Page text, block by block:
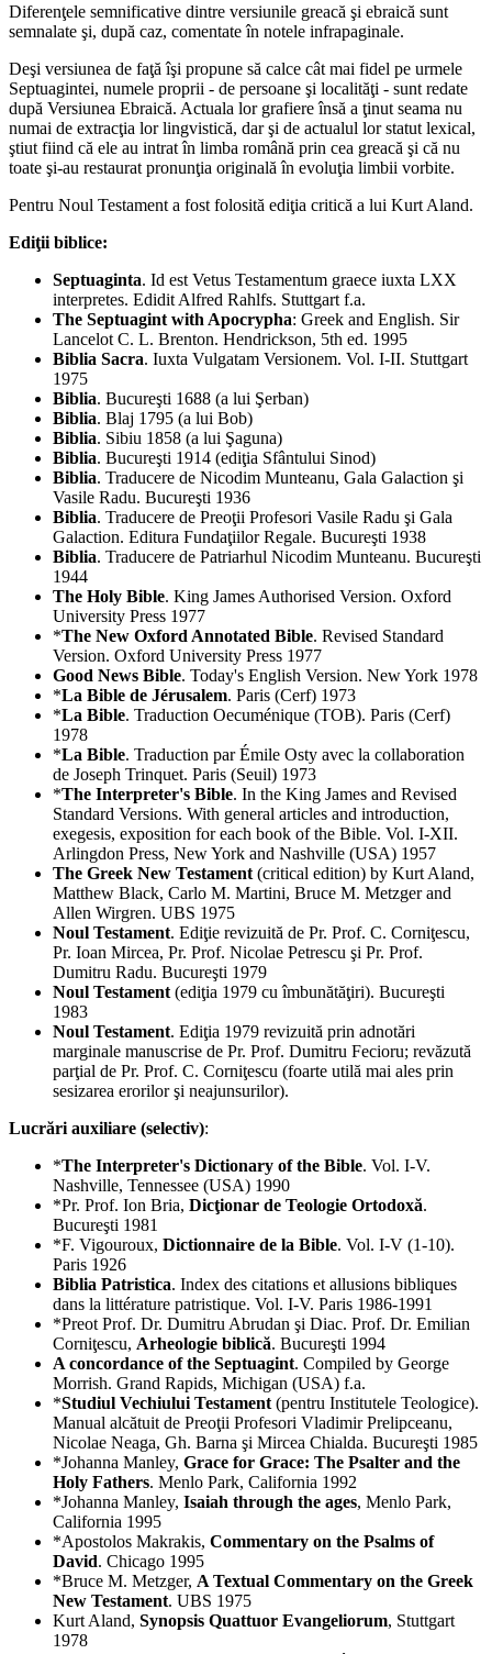
Diferenţele semnificative dintre versiunile greacă şi ebraică sunt
semnalate şi, după caz, comentate în notele infrapaginale.
Deşi versiunea de faţă îşi propune să calce cât mai fidel pe urmele
Septuagintei, numele proprii - de persoane şi localităţi - sunt redate
după Versiunea Ebraică. Actuala lor grafiere însă a ţinut seama nu
numai de extracţia lor lingvistică, dar şi de actualul lor statut lexical,
ştiut fiind că ele au intrat în limba română prin cea greacă şi că nu
toate şi-au restaurat pronunţia originală în evoluţia limbii vorbite.
Pentru Noul Testament a fost folosită ediţia critică a lui Kurt Aland.
Ediţii biblice:
Septuaginta. Id est Vetus Testamentum graece iuxta LXX
interpretes. Edidit Alfred Rahlfs. Stuttgart f.a.
The Septuagint with Apocrypha: Greek and English. Sir
Lancelot C. L. Brenton. Hendrickson, 5th ed. 1995
Biblia Sacra. Iuxta Vulgatam Versionem. Vol. I-II. Stuttgart
1975
Biblia. Bucureşti 1688 (a lui Şerban)
Biblia. Blaj 1795 (a lui Bob)
Biblia. Sibiu 1858 (a lui Şaguna)
Biblia. Bucureşti 1914 (ediţia Sfântului Sinod)
Biblia. Traducere de Nicodim Munteanu, Gala Galaction şi
Vasile Radu. Bucureşti 1936
Biblia. Traducere de Preoţii Profesori Vasile Radu şi Gala
Galaction. Editura Fundaţiilor Regale. Bucureşti 1938
Biblia. Traducere de Patriarhul Nicodim Munteanu. Bucureşti
1944
The Holy Bible. King James Authorised Version. Oxford
University Press 1977
*The New Oxford Annotated Bible. Revised Standard
Version. Oxford University Press 1977
Good News Bible. Today's English Version. New York 1978
*La Bible de Jérusalem. Paris (Cerf) 1973
*La Bible. Traduction Oecuménique (TOB). Paris (Cerf)
1978
*La Bible. Traduction par Émile Osty avec la collaboration
de Joseph Trinquet. Paris (Seuil) 1973
*The Interpreter's Bible. In the King James and Revised
Standard Versions. With general articles and introduction,
exegesis, exposition for each book of the Bible. Vol. I-XII.
Arlingdon Press, New York and Nashville (USA) 1957
The Greek New Testament (critical edition) by Kurt Aland,
Matthew Black, Carlo M. Martini, Bruce M. Metzger and
Allen Wirgren. UBS 1975
Noul Testament. Ediţie revizuită de Pr. Prof. C. Corniţescu,
Pr. Ioan Mircea, Pr. Prof. Nicolae Petrescu şi Pr. Prof.
Dumitru Radu. Bucureşti 1979
Noul Testament (ediţia 1979 cu îmbunătăţiri). Bucureşti
1983
Noul Testament. Ediţia 1979 revizuită prin adnotări
marginale manuscrise de Pr. Prof. Dumitru Fecioru; revăzută
parţial de Pr. Prof. C. Corniţescu (foarte utilă mai ales prin
sesizarea erorilor şi neajunsurilor).
Lucrări auxiliare (selectiv):
*The Interpreter's Dictionary of the Bible. Vol. I-V.
Nashville, Tennessee (USA) 1990
*Pr. Prof. Ion Bria, Dicţionar de Teologie Ortodoxă.
Bucureşti 1981
*F. Vigouroux, Dictionnaire de la Bible. Vol. I-V (1-10).
Paris 1926
Biblia Patristica. Index des citations et allusions bibliques
dans la littérature patristique. Vol. I-V. Paris 1986-1991
*Preot Prof. Dr. Dumitru Abrudan şi Diac. Prof. Dr. Emilian
Corniţescu, Arheologie biblică. Bucureşti 1994
A concordance of the Septuagint. Compiled by George
Morrish. Grand Rapids, Michigan (USA) f.a.
*Studiul Vechiului Testament (pentru Institutele Teologice).
Manual alcătuit de Preoţii Profesori Vladimir Prelipceanu,
Nicolae Neaga, Gh. Barna şi Mircea Chialda. Bucureşti 1985
*Johanna Manley, Grace for Grace: The Psalter and the
Holy Fathers. Menlo Park, California 1992
*Johanna Manley, Isaiah through the ages, Menlo Park,
California 1995
*Apostolos Makrakis, Commentary on the Psalms of
David. Chicago 1995
*Bruce M. Metzger, A Textual Commentary on the Greek
New Testament. UBS 1975
Kurt Aland, Synopsis Quattuor Evangeliorum, Stuttgart
1978